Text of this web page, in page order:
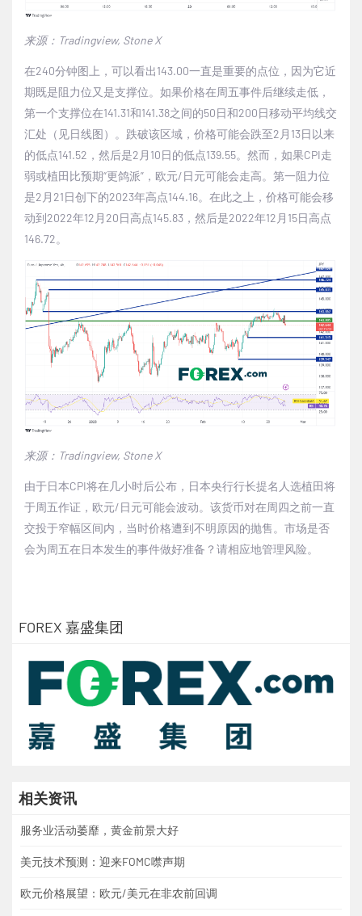
来源： Tradingview, Stone X
在240分钟图上，可以看出143.00一直是重要的点位，因为它近
期既是阻力位又是支撑位。如果价格在周五事件后继续走低，
第一个支撑位在141.31和141.38之间的50日和200日移动平均线交
汇处（见日线图）。跌破该区域，价格可能会跌至2 月 13日以来
的低点141.52 ，然后是2 月 10日的低点139.55。然而，如果CPI走
弱或植田比预期“更鸽派” ，欧元/日元可能会走高。第一阻力位
是2 月 21日创下的2023年高点144.16。在此之上，价格可能会移
动到2022年12 月 20日高点145.83 ，然后是2022年12 月 15日高点
146.72。
来源： Tradingview, Stone X
由于日本CPI将在几小时后公布，日本央行行长提名人选植田将
于周五作证，欧元/日元可能会波动。该货币对在周四之前一直
交投于窄幅区间内，当时价格遭到不明原因的抛售。市场是否
会为周五在日本发生的事件做好准备？请相应地管理风险。
FOREX 嘉盛集团
相关资讯
服务业活动萎靡，黄金前景大好
美元技术预测：迎来FOMC噤声期
欧元价格展望：欧元/美元在非农前回调